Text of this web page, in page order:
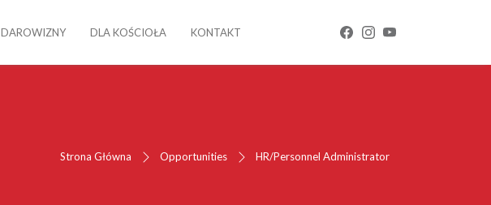
DAROWIZNY DLA KOŚCIOŁA KONTAKT
Strona Główna Opportunities HR/Personnel Administrator